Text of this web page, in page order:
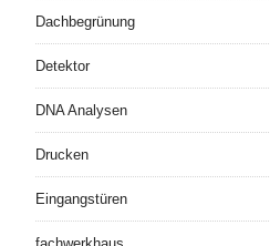
Dachbegrünung
Detektor
DNA Analysen
Drucken
Eingangstüren